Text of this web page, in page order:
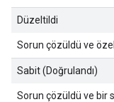
Düzeltildi
Sorun çözüldü ve
Sabit (Doğrulandı)
Sorun çözüldü ve bir